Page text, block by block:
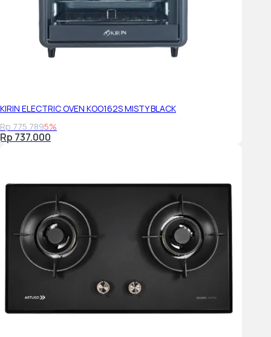
KIRIN ELECTRIC OVEN KOO162S MISTY BLACK
Rp 775.7895%
Rp 737.000